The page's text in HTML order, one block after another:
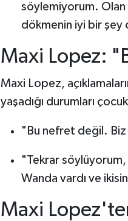
söylemiyorum. Olan
dökmenin iyi bir şey
Maxi Lopez:
Maxi Lopez,
yaşadığı durumları
"Bu nefret değil. Biz
"Tekrar
Wanda vardı ve
Maxi